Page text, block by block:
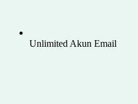
Unlimited Akun Email